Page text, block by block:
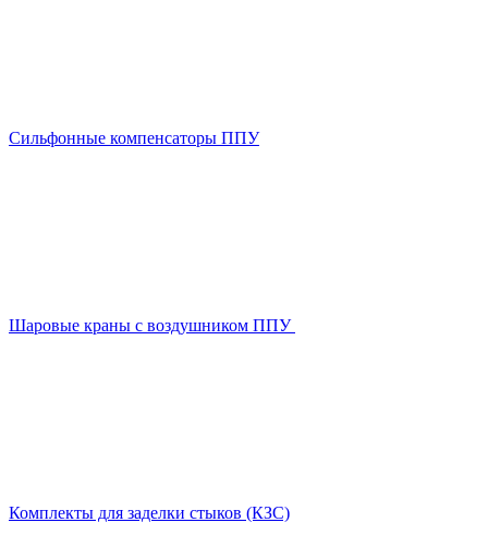
Сильфонные компенсаторы ППУ
Шаровые краны с воздушником ППУ
Комплекты для заделки стыков (КЗС)